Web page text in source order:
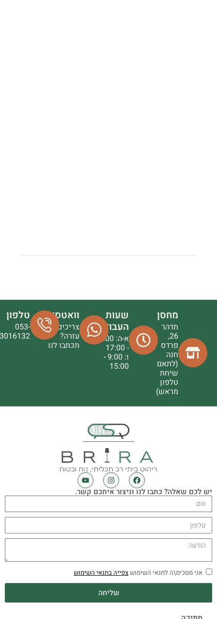
מחסן
תדהר
26,
פרדס
חנה
(לתאם
שיחת
טלפון
מראש)
שעות
העבודה
א-ה: 9:00
- 17:00
ו: 9:00 -
15:00
וואטסאפ
צריכים
עזרה?
תכתבו לנו
טלפון
053-
3016132
יש לכם שאלה? כתבו לנו וניצור איתכם קשר.
אני מסכימ\ה לתנאי השימוש צפייה בתנאי השימוש
שליחה